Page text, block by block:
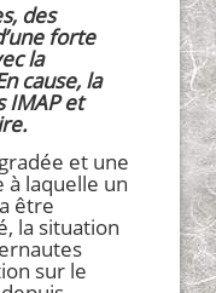
des
forte
la
cause, la
IMAP et
et une
à laquelle un
être
la situation
sur le